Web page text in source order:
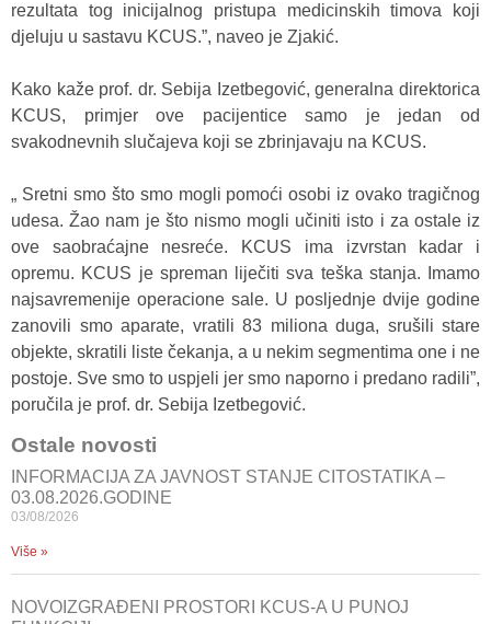
rezultata tog inicijalnog pristupa medicinskih timova koji
djeluju u sastavu KCUS.”, naveo je Zjakić.
Kako kaže prof. dr. Sebija Izetbegović, generalna direktorica
KCUS, primjer ove pacijentice samo je jedan od
svakodnevnih slučajeva koji se zbrinjavaju na KCUS.
„ Sretni smo što smo mogli pomoći osobi iz ovako tragičnog
udesa. Žao nam je što nismo mogli učiniti isto i za ostale iz
ove saobraćajne nesreće. KCUS ima izvrstan kadar i
opremu. KCUS je spreman liječiti sva teška stanja. Imamo
najsavremenije operacione sale. U posljednje dvije godine
zanovili smo aparate, vratili 83 miliona duga, srušili stare
objekte, skratili liste čekanja, a u nekim segmentima one i ne
postoje. Sve smo to uspjeli jer smo naporno i predano radili”,
poručila je prof. dr. Sebija Izetbegović.
Ostale novosti
INFORMACIJA ZA JAVNOST STANJE CITOSTATIKA –
03.08.2026.GODINE
03/08/2026
Više »
NOVOIZGRAĐENI PROSTORI KCUS-A U PUNOJ